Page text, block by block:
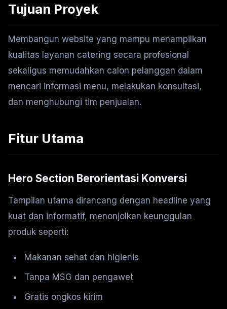
Tujuan Proyek
Membangun website yang mampu menampilkan
kualitas layanan catering secara profesional
sekaligus memudahkan calon pelanggan dalam
mencari informasi menu, melakukan konsultasi,
dan menghubungi tim penjualan.
Fitur Utama
Hero Section Berorientasi Konversi
Tampilan utama dirancang dengan headline yang
kuat dan informatif, menonjolkan keunggulan
produk seperti:
Makanan sehat dan higienis
Tanpa MSG dan pengawet
Gratis ongkos kirim